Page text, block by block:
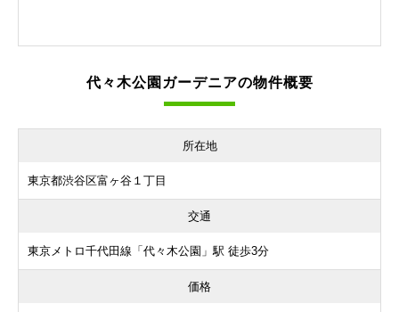
代々木公園ガーデニアの物件概要
所在地
東京都渋谷区富ヶ谷１丁目
交通
東京メトロ千代田線「代々木公園」駅 徒歩3分
価格